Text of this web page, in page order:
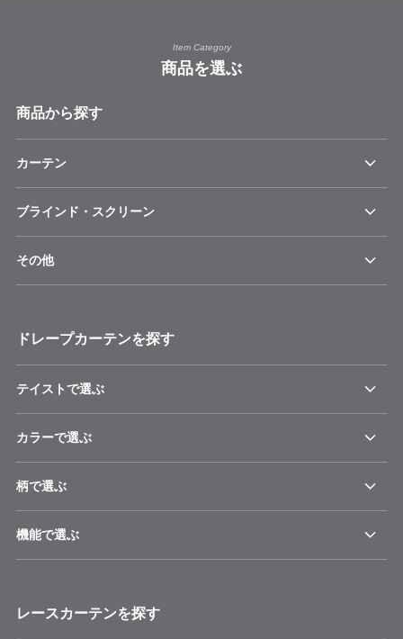
Item Category
商品を選ぶ
商品から探す
カーテン
ブラインド・スクリーン
その他
ドレープカーテンを探す
テイストで選ぶ
カラーで選ぶ
柄で選ぶ
機能で選ぶ
レースカーテンを探す